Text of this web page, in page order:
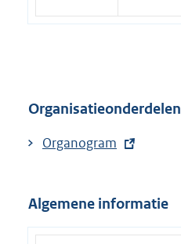
i
Organisatieonderdelen
E
e
r
Organogram
Algemene informatie